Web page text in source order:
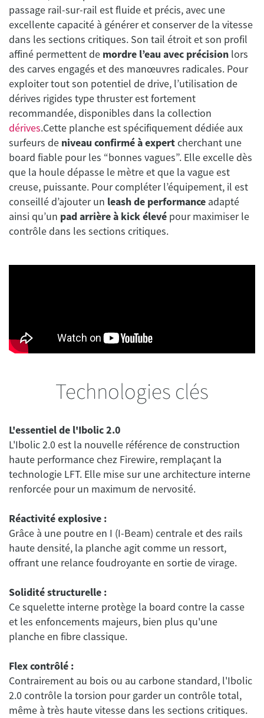
passage rail-sur-rail est fluide et précis, avec une
excellente capacité à générer et conserver de la vitesse
dans les sections critiques. Son tail étroit et son profil
affiné permettent de mordre l’eau avec précision lors
des carves engagés et des manœuvres radicales. Pour
exploiter tout son potentiel de drive, l’utilisation de
dérives rigides type thruster est fortement
recommandée, disponibles dans la collection
dérives.Cette planche est spécifiquement dédiée aux
surfeurs de niveau confirmé à expertcherchant une
board fiable pour les “bonnes vagues”. Elle excelle dès
que la houle dépasse le mètre et que la vague est
creuse, puissante. Pour compléter l’équipement, il est
conseillé d’ajouter un leash de performance adapté
ainsi qu’un pad arrière à kick élevé pour maximiser le
contrôle dans les sections critiques.
Technologies clés
L'essentiel de l'Ibolic 2.0
L'Ibolic 2.0 est la nouvelle référence de construction
haute performance chez Firewire, remplaçant la
technologie LFT. Elle mise sur une architecture interne
renforcée pour un maximum de nervosité.
Réactivité explosive :
Grâce à une poutre en I (I-Beam) centrale et des rails
haute densité, la planche agit comme un ressort,
offrant une relance foudroyante en sortie de virage.
Solidité structurelle :
Ce squelette interne protège la board contre la casse
et les enfoncements majeurs, bien plus qu'une
planche en fibre classique.
Flex contrôlé :
Contrairement au bois ou au carbone standard, l'Ibolic
2.0 contrôle la torsion pour garder un contrôle total,
même à très haute vitesse dans les sections critiques.